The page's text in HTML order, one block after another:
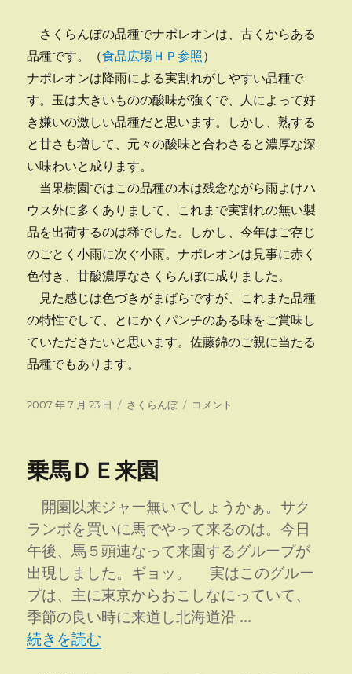
に
さくらんぼの品種でナポレオンは、古くからある
品種です。（食品広場ＨＰ参照）
ナポレオンは降雨による実割れがしやすい品種で
す。玉は大きいものの酸味が強くで、人によって好
き嫌いの激しい品種だと思います。しかし、熟する
と甘さも増して、元々の酸味と合わさると濃厚な深
い味わいと成ります。
当果樹園ではこの品種の木は残念ながら雨よけハ
ウス外に多くありまして、これまで実割れの無い製
品を出荷するのは稀でした。しかし、今年はご存じ
のごとく小雨に次ぐ小雨。ナポレオンは見事に赤く
色付き、甘酸濃厚なさくらんぼに成りました。
見た感じは色づきがまばらですが、これまた品種
の特性でして、とにかくパンチのある味をご賞味し
ていただきたいと思います。佐藤錦のご親に当たる
品種でもあります。
投
2007 年 7 月 23 日
カ
ー
さくらんぼ
ナ
コメント
乗馬ＤＥ来園
開園以来ジャー無いでしょうかぁ。サク
ランボを買いに馬でやって来るのは。今日
午後、馬５頭連なって来園するグループが
出現しました。ギョッ。 実はこのグルー
プは、主に東京からおこしなにっていて、
季節の良い時に来道し北海道沿 …
“乗馬ＤＥ来園” の
続きを読む